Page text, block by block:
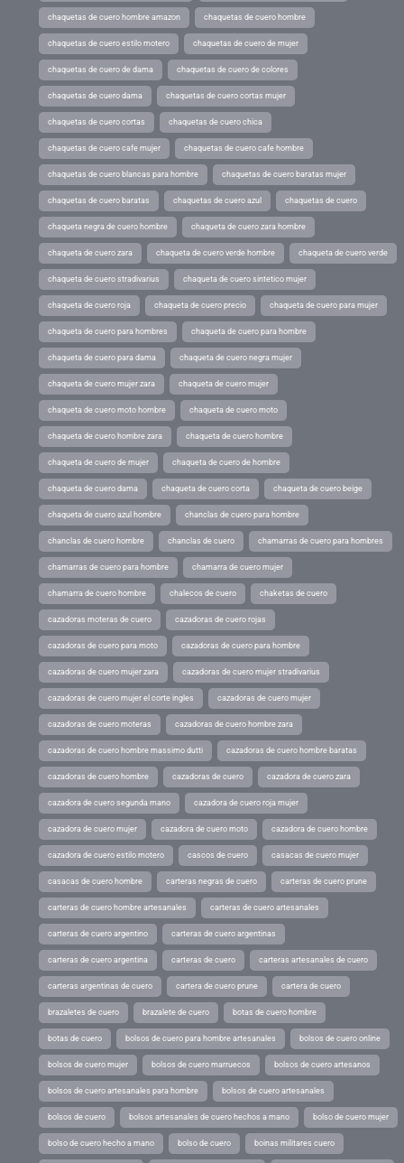
chaquetas de cuero hombre amazon chaquetas de cuero hombre
chaquetas de cuero estilo motero chaquetas de cuero de mujer
chaquetas de cuero de dama chaquetas de cuero de colores
chaquetas de cuero dama chaquetas de cuero cortas mujer
chaquetas de cuero cortas chaquetas de cuero chica
chaquetas de cuero cafe mujer chaquetas de cuero cafe hombre
chaquetas de cuero blancas para hombre chaquetas de cuero baratas mujer
chaquetas de cuero baratas chaquetas de cuero azul chaquetas de cuero
chaqueta negra de cuero hombre chaqueta de cuero zara hombre
chaqueta de cuero zara chaqueta de cuero verde hombre chaqueta de cuero verde
chaqueta de cuero stradivarius chaqueta de cuero sintetico mujer
chaqueta de cuero roja chaqueta de cuero precio chaqueta de cuero para mujer
chaqueta de cuero para hombres chaqueta de cuero para hombre
chaqueta de cuero para dama chaqueta de cuero negra mujer
chaqueta de cuero mujer zara chaqueta de cuero mujer
chaqueta de cuero moto hombre chaqueta de cuero moto
chaqueta de cuero hombre zara chaqueta de cuero hombre
chaqueta de cuero de mujer chaqueta de cuero de hombre
chaqueta de cuero dama chaqueta de cuero corta chaqueta de cuero beige
chaqueta de cuero azul hombre chanclas de cuero para hombre
chanclas de cuero hombre chanclas de cuero chamarras de cuero para hombres
chamarras de cuero para hombre chamarra de cuero mujer
chamarra de cuero hombre chalecos de cuero chaketas de cuero
cazadoras moteras de cuero cazadoras de cuero rojas
cazadoras de cuero para moto cazadoras de cuero para hombre
cazadoras de cuero mujer zara cazadoras de cuero mujer stradivarius
cazadoras de cuero mujer el corte ingles cazadoras de cuero mujer
cazadoras de cuero moteras cazadoras de cuero hombre zara
cazadoras de cuero hombre massimo dutti cazadoras de cuero hombre baratas
cazadoras de cuero hombre cazadoras de cuero cazadora de cuero zara
cazadora de cuero segunda mano cazadora de cuero roja mujer
cazadora de cuero mujer cazadora de cuero moto cazadora de cuero hombre
cazadora de cuero estilo motero cascos de cuero casacas de cuero mujer
casacas de cuero hombre carteras negras de cuero carteras de cuero prune
carteras de cuero hombre artesanales carteras de cuero artesanales
carteras de cuero argentino carteras de cuero argentinas
carteras de cuero argentina carteras de cuero carteras artesanales de cuero
carteras argentinas de cuero cartera de cuero prune cartera de cuero
brazaletes de cuero brazalete de cuero botas de cuero hombre
botas de cuero bolsos de cuero para hombre artesanales bolsos de cuero online
bolsos de cuero mujer bolsos de cuero marruecos bolsos de cuero artesanos
bolsos de cuero artesanales para hombre bolsos de cuero artesanales
bolsos de cuero bolsos artesanales de cuero hechos a mano bolso de cuero mujer
bolso de cuero hecho a mano bolso de cuero boinas militares cuero